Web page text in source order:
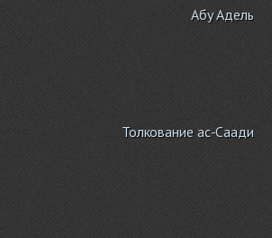
Абу Адель
Толкование ас-Саади